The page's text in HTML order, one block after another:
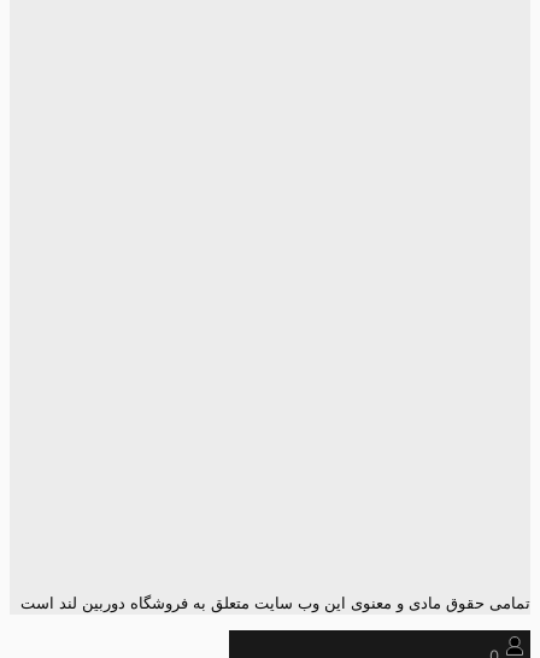
تمامی حقوق مادی و معنوی این وب سایت متعلق به فروشگاه دوربین لند است